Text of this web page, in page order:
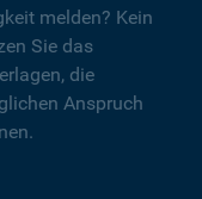
melden? Kein
Sie das
die
Anspruch